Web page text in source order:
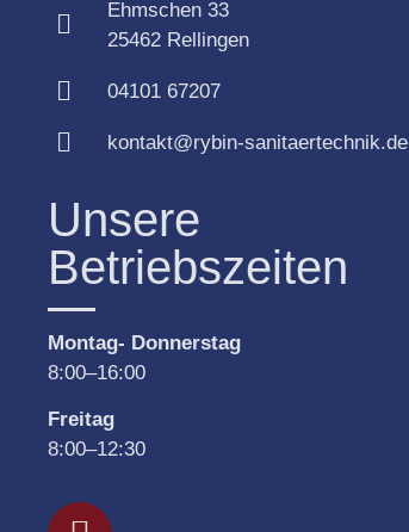
Ehmschen 33
25462 Rellingen
04101 67207
kontakt@rybin-sanitaertechnik.de
Unsere
Betriebszeiten
Montag- Donnerstag
8:00–16:00
Freitag
8:00–12:30